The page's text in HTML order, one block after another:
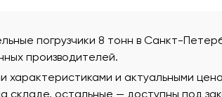
погрузчики 8 тонн в Санкт-
производителей.
характеристиками и актуальными
складе, остальные — доступны под